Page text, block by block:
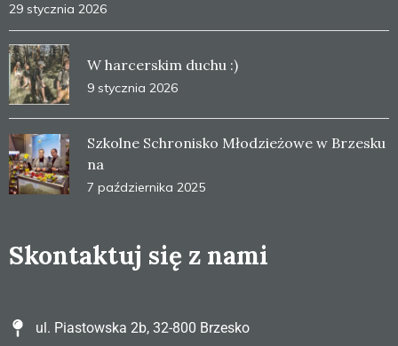
29 stycznia 2026
W harcerskim duchu :)
9 stycznia 2026
Szkolne Schronisko Młodzieżowe w Brzesku
na
7 października 2025
Skontaktuj się z nami
ul. Piastowska 2b, 32-800 Brzesko